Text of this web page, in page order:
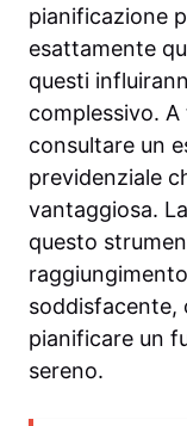
pianificazione
esattamente
questi
complessivo.
consultare un
previdenziale
vantaggiosa.
questo
soddisfacente,
pianificare un
sereno.